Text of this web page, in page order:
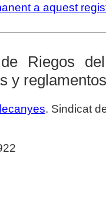
a aquest
Riegos
y reglamentos
. Sindicat